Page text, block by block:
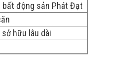
bất động sản Phát Đạt
hữu lâu dài